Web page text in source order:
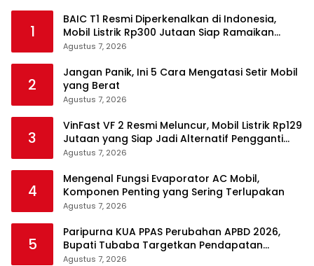
1
BAIC T1 Resmi Diperkenalkan di Indonesia,
Mobil Listrik Rp300 Jutaan Siap Ramaikan
Pasar EV
Agustus 7, 2026
2
Jangan Panik, Ini 5 Cara Mengatasi Setir Mobil
yang Berat
Agustus 7, 2026
3
VinFast VF 2 Resmi Meluncur, Mobil Listrik Rp129
Jutaan yang Siap Jadi Alternatif Pengganti
Motor
Agustus 7, 2026
4
Mengenal Fungsi Evaporator AC Mobil,
Komponen Penting yang Sering Terlupakan
Agustus 7, 2026
5
Paripurna KUA PPAS Perubahan APBD 2026,
Bupati Tubaba Targetkan Pendapatan
Daerah Rp820,3 Miliar
Agustus 7, 2026